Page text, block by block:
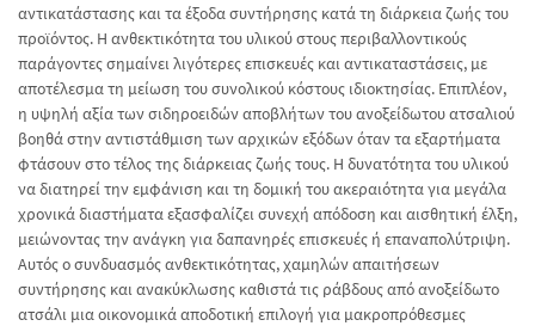
αντικατάστασης και τα έξοδα συντήρησης κατά τη διάρκεια ζωής του
προϊόντος. Η ανθεκτικότητα του υλικού στους περιβαλλοντικούς
παράγοντες σημαίνει λιγότερες επισκευές και αντικαταστάσεις, με
αποτέλεσμα τη μείωση του συνολικού κόστους ιδιοκτησίας. Επιπλέον,
η υψηλή αξία των σιδηροειδών αποβλήτων του ανοξείδωτου ατσαλιού
βοηθά στην αντιστάθμιση των αρχικών εξόδων όταν τα εξαρτήματα
φτάσουν στο τέλος της διάρκειας ζωής τους. Η δυνατότητα του υλικού
να διατηρεί την εμφάνιση και τη δομική του ακεραιότητα για μεγάλα
χρονικά διαστήματα εξασφαλίζει συνεχή απόδοση και αισθητική έλξη,
μειώνοντας την ανάγκη για δαπανηρές επισκευές ή επαναπολύτριψη.
Αυτός ο συνδυασμός ανθεκτικότητας, χαμηλών απαιτήσεων
συντήρησης και ανακύκλωσης καθιστά τις ράβδους από ανοξείδωτο
ατσάλι μια οικονομικά αποδοτική επιλογή για μακροπρόθεσμες